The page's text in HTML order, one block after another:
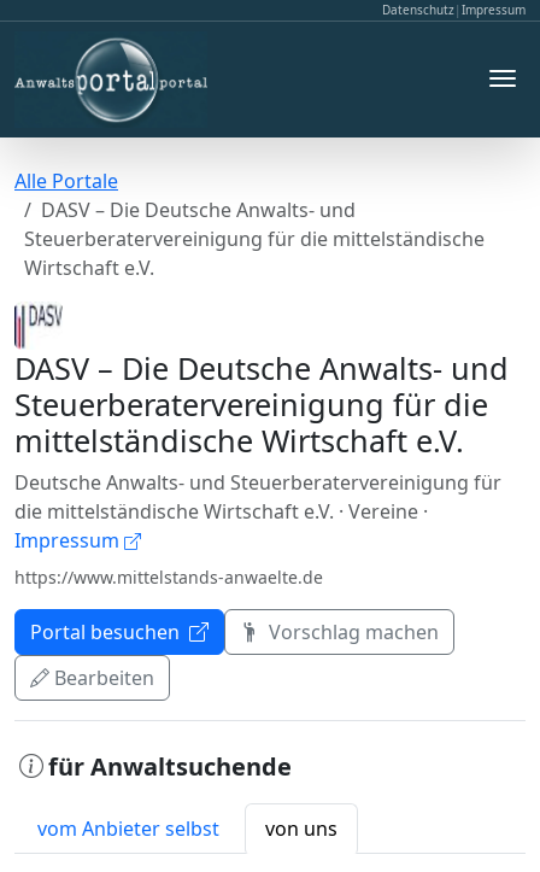
Datenschutz| Impressum
Alle Portale
DASV – Die Deutsche Anwalts- und
Steuerberatervereinigung für die mittelständische
Wirtschaft e.V.
DASV – Die Deutsche Anwalts- und
Steuerberatervereinigung für die
mittelständische Wirtschaft e.V.
Deutsche Anwalts- und Steuerberatervereinigung für
die mittelständische Wirtschaft e.V. · Vereine ·
Impressum
https://www.mittelstands-anwaelte.de
Portal besuchen
Vorschlag machen
Bearbeiten
für Anwaltsuchende
vom Anbieter selbst von uns